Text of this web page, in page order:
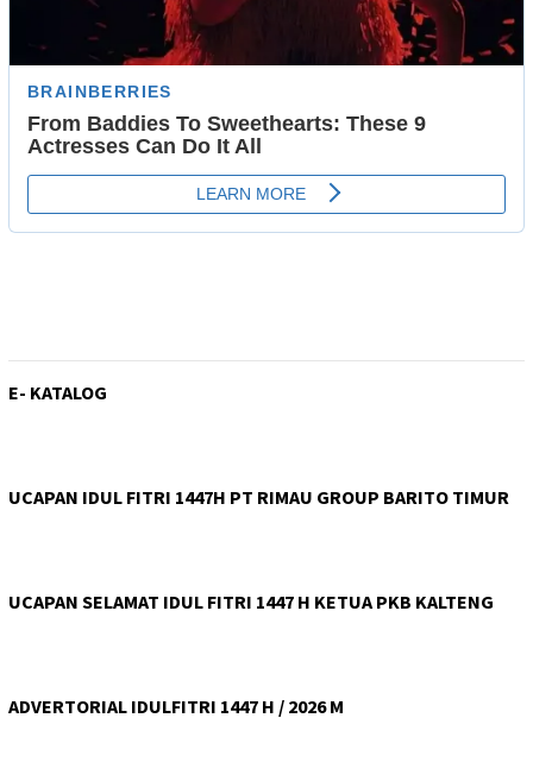
E- KATALOG
UCAPAN IDUL FITRI 1447H PT RIMAU GROUP BARITO TIMUR
UCAPAN SELAMAT IDUL FITRI 1447 H KETUA PKB KALTENG
ADVERTORIAL IDULFITRI 1447 H / 2026 M